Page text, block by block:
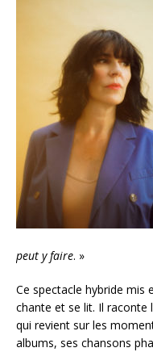
peut y faire. »
Ce spectacle hybride mis
chante et se lit. Il raconte
qui revient sur les
albums, ses chansons